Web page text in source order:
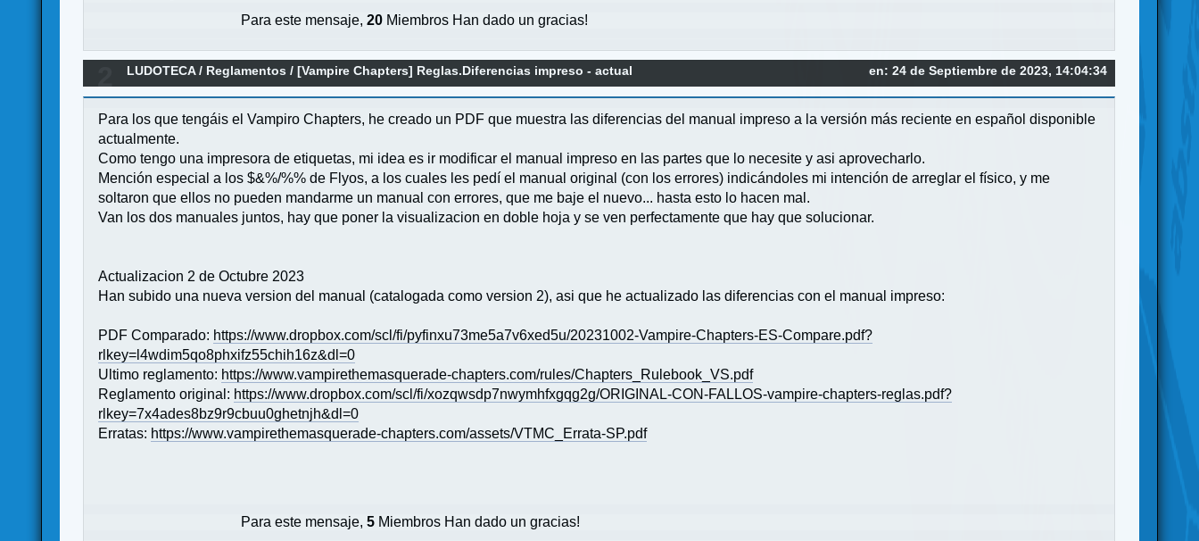
Para este mensaje,20 Miembros Han dado un gracias!
en: 24 de Septiembre de 2023, 14:04:34
LUDOTECA/ Reglamentos /[Vampire Chapters] Reglas.Diferencias impreso - actual
Para los que tengáis el Vampiro Chapters, he creado un PDF que muestra las diferencias del manual impreso a la versión más reciente en español disponible
actualmente.
Como tengo una impresora de etiquetas, mi idea es ir modificar el manual impreso en las partes que lo necesite y asi aprovecharlo.
Mención especial a los $&%/%% de Flyos, a los cuales les pedí el manual original (con los errores) indicándoles mi intención de arreglar el físico, y me
soltaron que ellos no pueden mandarme un manual con errores, que me baje el nuevo... hasta esto lo hacen mal.
Van los dos manuales juntos, hay que poner la visualizacion en doble hoja y se ven perfectamente que hay que solucionar.
Actualizacion 2 de Octubre 2023
Han subido una nueva version del manual (catalogada como version 2), asi que he actualizado las diferencias con el manual impreso:
PDF Comparado: https://www.dropbox.com/scl/fi/pyfinxu73me5a7v6xed5u/20231002-Vampire-Chapters-ES-Compare.pdf?
rlkey=l4wdim5qo8phxifz55chih16z&dl=0
Ultimo reglamento: https://www.vampirethemasquerade-chapters.com/rules/Chapters_Rulebook_VS.pdf
Reglamento original: https://www.dropbox.com/scl/fi/xozqwsdp7nwymhfxgqg2g/ORIGINAL-CON-FALLOS-vampire-chapters-reglas.pdf?
rlkey=7x4ades8bz9r9cbuu0ghetnjh&dl=0
Erratas: https://www.vampirethemasquerade-chapters.com/assets/VTMC_Errata-SP.pdf
Para este mensaje,5 Miembros Han dado un gracias!